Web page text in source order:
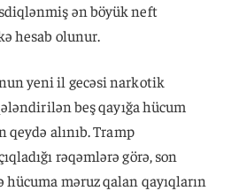
ən böyük neft
hesab olunur.
yeni il gecəsi narkotik
beş qayığa hücum
alınıb. Tramp
rəqəmlərə görə, son
məruz qalan qayıqların